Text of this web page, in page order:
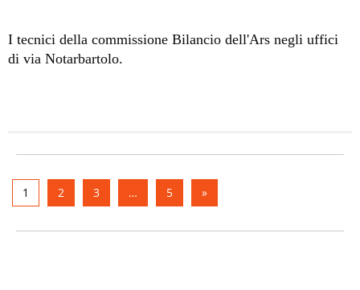
I tecnici della commissione Bilancio dell'Ars negli uffici
di via Notarbartolo.
1 2 3 … 5 »